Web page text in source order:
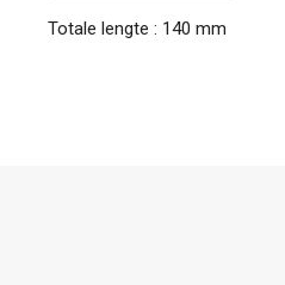
Totale lengte : 140 mm